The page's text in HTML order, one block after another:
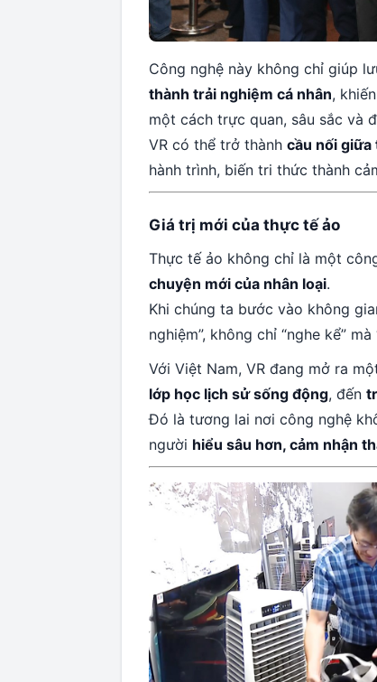
Công nghệ này không chỉ giúp
thành trải nghiệm cá nhân,
một cách trực quan, sâu sắc và
VR có thể trở thành cầu nối
hành trình, biến tri thức thành
Giá trị mới của thực tế ảo
Thực tế ảo không chỉ là một
chuyện mới của nhân loại.
Khi chúng ta bước vào không
nghiệm”, không chỉ “nghe kể”
Với Việt Nam, VR đang mở ra
lớp học lịch sử sống động, đến
Đó là tương lai nơi công nghệ
người hiểu sâu hơn, cảm nhận